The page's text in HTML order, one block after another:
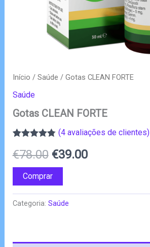
Início / Saúde / Gotas CLEAN FORTE
Saúde
Gotas CLEAN FORTE
com4.75em
5 com base
em
classificações
de clientes
(4 avaliações de clientes)
€78.00 O
preço
original
€39.00O
atual
Comprar
Categoria: Saúde